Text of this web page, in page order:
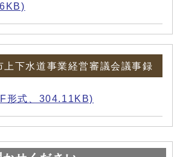
上下水道事業経営審議会議事録
形式、304.11KB)